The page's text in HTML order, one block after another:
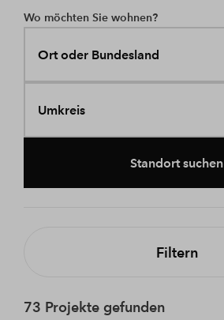
Wo möchten Sie wohnen?
Ort oder Bundesland
Umkreis
Standort suchen
Filtern
73 Projekte gefunden